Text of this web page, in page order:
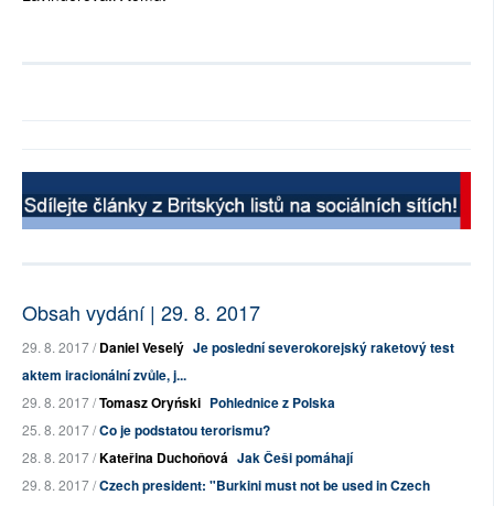
Obsah vydání | 29. 8. 2017
29. 8. 2017 /Daniel Veselý Je poslední severokorejský raketový test
aktem iracionální zvůle, j...
29. 8. 2017 /Tomasz Oryński Pohlednice z Polska
25. 8. 2017 /Co je podstatou terorismu?
28. 8. 2017 /Kateřina Duchoňová Jak Češi pomáhají
29. 8. 2017 /Czech president: "Burkini must not be used in Czech